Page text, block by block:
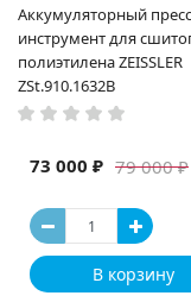
Аккумуляторный пресс
инструмент для
полиэтилена ZEISSLER
ZSt.910.1632B
79 000 ₽
73 000 ₽
В корзину